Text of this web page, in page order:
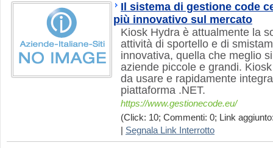
Il sistema di gestione code
più innovativo sul mercato
Kiosk Hydra è attualmente la
attività di sportello e di
innovativa, quella che meglio
aziende piccole e grandi.
da usare e rapidamente
piattaforma .NET.
https://www.gestionecode.eu/
(Click: 10; Commenti: 0; Link
Segnala Link Interrotto